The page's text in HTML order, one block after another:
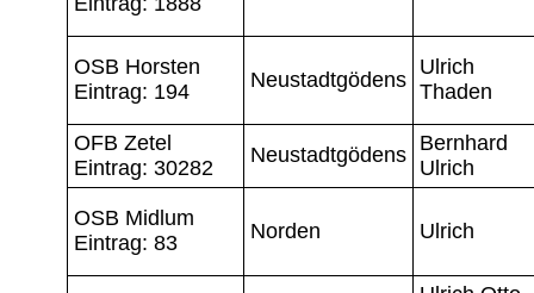
OSB Horsten
Eintrag: 194
Neustadtgödens
Ulrich
Thaden
OFB Zetel
Eintrag: 30282
Neustadtgödens
Bernhard
Ulrich
OSB Midlum
Eintrag: 83
Norden Ulrich